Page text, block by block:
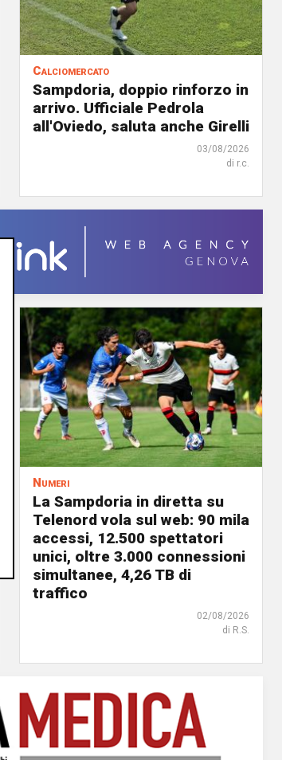
Calciomercato
Sampdoria, doppio rinforzo in
arrivo. Ufficiale Pedrola
all'Oviedo, saluta anche Girelli
03/08/2026
di r.c.
Numeri
La Sampdoria in diretta su
Telenord vola sul web: 90 mila
accessi, 12.500 spettatori
unici, oltre 3.000 connessioni
simultanee, 4,26 TB di
traffico
02/08/2026
di R.S.